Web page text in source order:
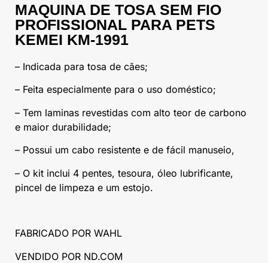
MAQUINA DE TOSA SEM FIO
PROFISSIONAL PARA PETS
KEMEI KM-1991
– Indicada para tosa de cães;
– Feita especialmente para o uso doméstico;
– Tem laminas revestidas com alto teor de carbono
e maior durabilidade;
– Possui um cabo resistente e de fácil manuseio,
– O kit inclui 4 pentes, tesoura, óleo lubrificante,
pincel de limpeza e um estojo.
FABRICADO POR WAHL
VENDIDO POR ND.COM